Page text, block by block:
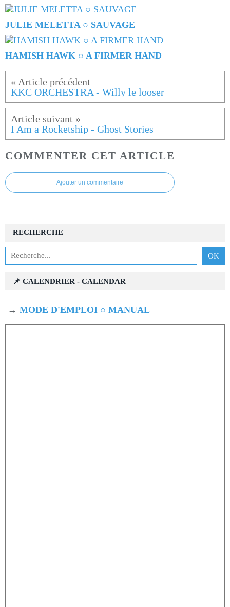
JULIE MELETTA ○ SAUVAGE
HAMISH HAWK ○ A FIRMER HAND
KKC ORCHESTRA - Willy le looser
I Am a Rocketship - Ghost Stories
COMMENTER CET ARTICLE
Ajouter un commentaire
RECHERCHE
📌 CALENDRIER - CALENDAR
→ MODE D'EMPLOI ○ MANUAL